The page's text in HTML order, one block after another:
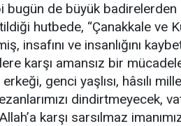
de büyük badirelerden
hutbede, “Çanakkale ve
insafını ve insanlığını
karşı amansız bir
genci yaşlısı, hâsılı
dindirtmeyecek,
karşı sarsılmaz